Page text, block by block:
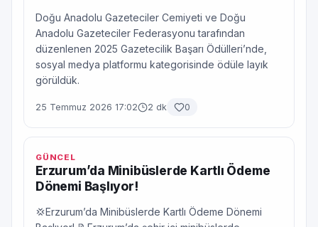
Doğu Anadolu Gazeteciler Cemiyeti ve Doğu
Anadolu Gazeteciler Federasyonu tarafından
düzenlenen 2025 Gazetecilik Başarı Ödülleri’nde,
sosyal medya platformu kategorisinde ödüle layık
görüldük.
25 Temmuz 2026 17:02 2 dk 0
GÜNCEL
Erzurum’da Minibüslerde Kartlı Ödeme
Dönemi Başlıyor!
💢Erzurum’da Minibüslerde Kartlı Ödeme Dönemi